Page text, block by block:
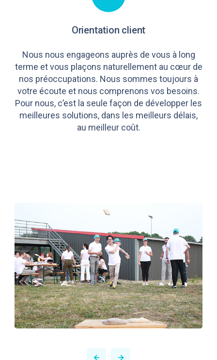
Orientation client
Nous nous engageons auprès de vous à long
terme et vous plaçons naturellement au cœur de
nos préoccupations. Nous sommes toujours à
votre écoute et nous comprenons vos besoins.
Pour nous, c’est la seule façon de développer les
meilleures solutions, dans les meilleurs délais,
au meilleur coût.